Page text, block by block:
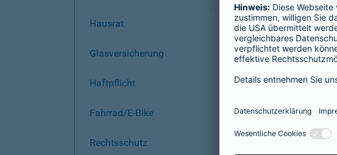
Hausrat
Glasversicherung
Haftpflicht
Fahrrad/E-Bike
Rechtsschutz